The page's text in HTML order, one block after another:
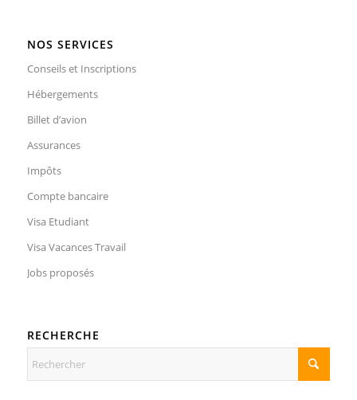
NOS SERVICES
Conseils et Inscriptions
Hébergements
Billet d’avion
Assurances
Impôts
Compte bancaire
Visa Etudiant
Visa Vacances Travail
Jobs proposés
RECHERCHE